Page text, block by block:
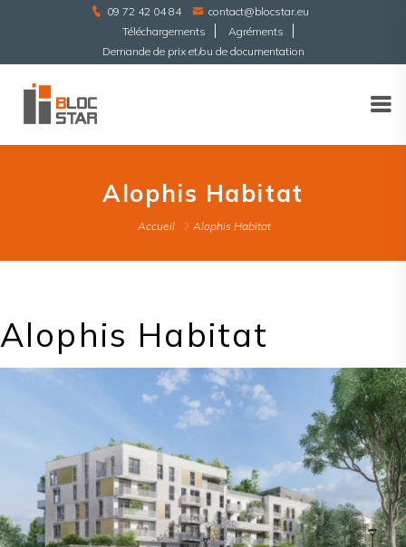
09 72 42 04 84
contact@blocstar.eu
Téléchargements
Agréments
Demande de prix et/ou de documentation
Alophis Habitat
Accueil Alophis Habitat
Alophis Habitat